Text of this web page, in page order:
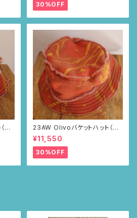
30%OFF
ブ
23AW Olivoバケットハット（ブ
ラウン・ポピー柄）
¥11,550
30%OFF